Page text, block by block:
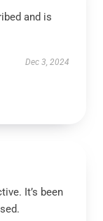
and is
Dec 3, 2024
It’s been